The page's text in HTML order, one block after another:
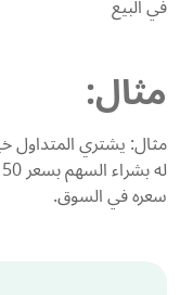
في البيع
مثال:
سعره في السوق.